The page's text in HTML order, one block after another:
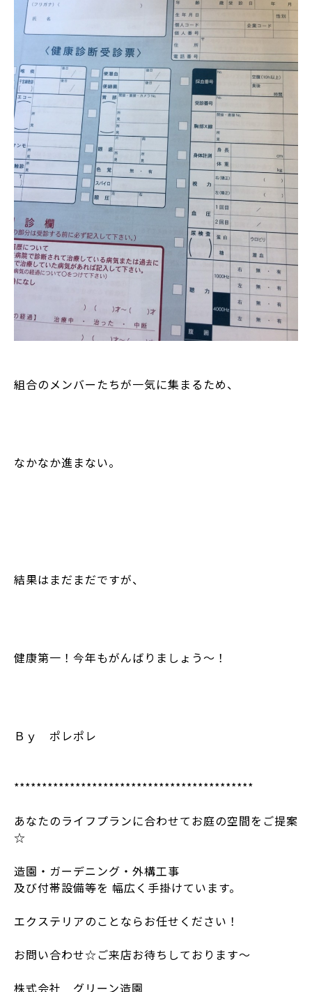
組合のメンバーたちが一気に集まるため、
なかなか進まない。
結果はまだまだですが、
健康第一！今年もがんばりましょう～！
Ｂｙ ポレポレ
*******************************************
あなたのライフプランに合わせてお庭の空間をご提案
☆
造園・ガーデニング・外構工事
及び付帯設備等を 幅広く手掛けています。
エクステリアのことならお任せください！
お問い合わせ☆ご来店お待ちしております～
株式会社 グリーン造園